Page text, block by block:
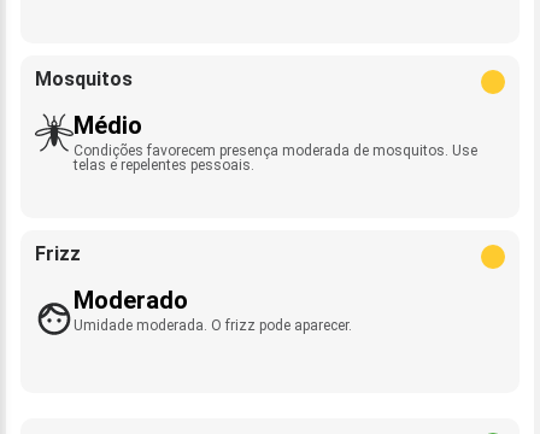
Mosquitos
Médio
Condições favorecem presença moderada de mosquitos. Use
telas e repelentes pessoais.
Frizz
Moderado
Umidade moderada. O frizz pode aparecer.